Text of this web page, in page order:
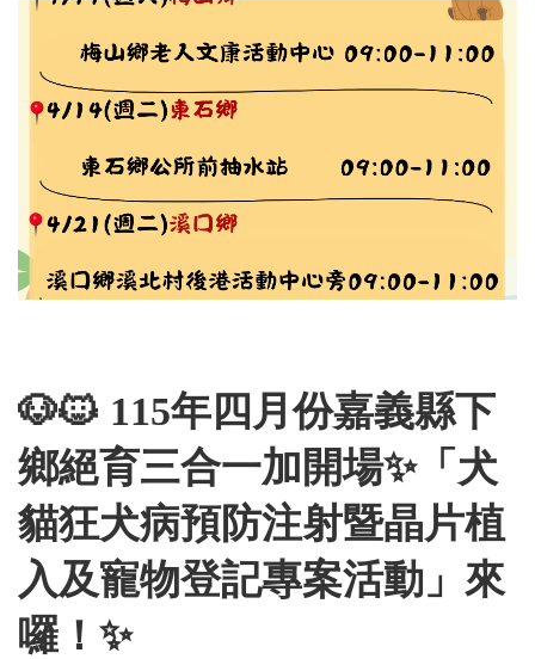
🐶🐱 115年四月份嘉義縣下
鄉絕育三合一加開場✨「犬
貓狂犬病預防注射暨晶片植
入及寵物登記專案活動」來
囉！✨